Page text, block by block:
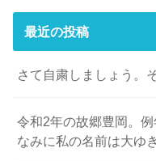
最近の投稿
さて自粛しましょう。
令和2年の故郷豊岡。
なみに私の名前は大ゆき